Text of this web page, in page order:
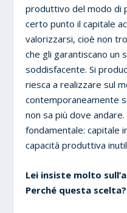
produttivo del modo di
certo punto il capitale
valorizzarsi, cioè non
che gli garantiscano un
soddisfacente. Si
riesca a realizzare sul
contemporaneamente
non sa più dove
fondamentale: capitale
capacità produttiva
Lei insiste molto
Perché questa scelta?